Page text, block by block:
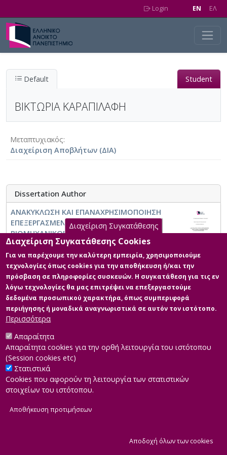
Login EN EΛ
Default Student
ΒΙΚΤΩΡΙΑ ΚΑΡΑΠΙΛΑΦΗ
Μεταπτυχιακός
Διαχείριση Αποβλήτων (ΔΙΑ)
Dissertation Author
ΑΝΑΚΥΚΛΩΣΗ ΚΑΙ ΕΠΑΝΑΧΡΗΣΙΜΟΠΟΙΗΣΗ
ΕΠΕΞΕΡΓΑΣΜΕΝΩΝ ΑΣΤΙΚΩΝ ΚΑΙ
ΒΙΟΜΗΧΑΝΙΚΩΝ ΛΥΜΑΤΩΝ ΣΤΗΝ ΕΥΡΩΠΗ
Developed byINTEROPTICS
Διαχείριση Συγκατάθεσης
Διαχείριση Συγκατάθεσης Cookies
Για να παρέχουμε την καλύτερη εμπειρία, χρησιμοποιούμε
τεχνολογίες όπως cookies για την αποθήκευση ή/και την
πρόσβαση σε πληροφορίες συσκευών. Η συγκατάθεση για τις εν
λόγω τεχνολογίες θα μας επιτρέψει να επεξεργαστούμε
δεδομένα προσωπικού χαρακτήρα, όπως συμπεριφορά
περιήγησης ή μοναδικά αναγνωριστικά σε αυτόν τον ιστότοπο.
Περισσότερα
Απαραίτητα
Απαραίτητα cookies για την ορθή λειτουργία του ιστότοπου
(Session cookies etc)
Στατιστικά
Cookies που αφορούν τη λειτουργία των στατιστικών
στοιχείων του ιστότοπου.
Αποθήκευση προτιμήσεων
Αποδοχή όλων των cookies